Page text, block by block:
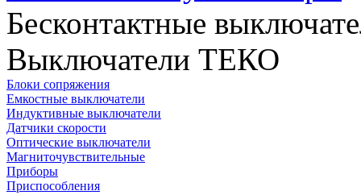
Бесконтактные
Выключатели ТЕКО
Блоки сопряжения
Емкостные выключатели
Индуктивные выключатели
Датчики скорости
Оптические выключатели
Магниточувствительные
Приборы
Приспособления